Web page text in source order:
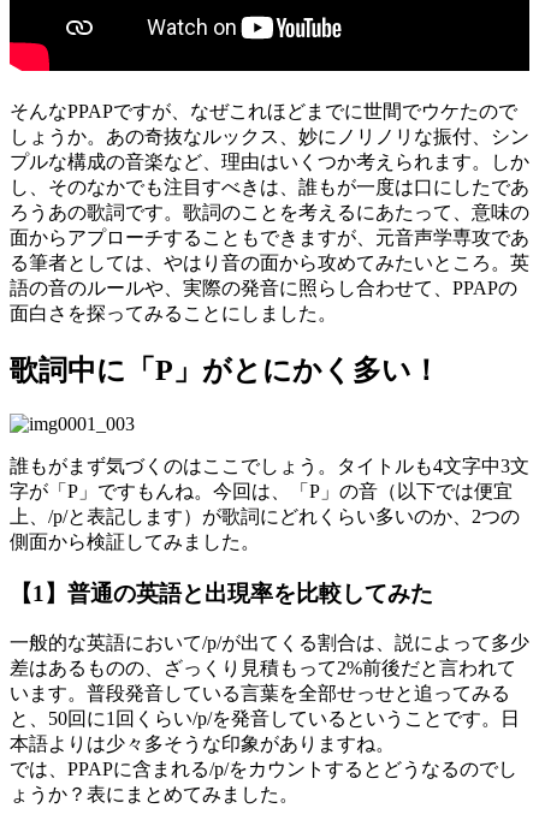
そんなPPAPですが、なぜこれほどまでに世間でウケたので
しょうか。あの奇抜なルックス、妙にノリノリな振付、シン
プルな構成の音楽など、理由はいくつか考えられます。しか
し、そのなかでも注目すべきは、誰もが一度は口にしたであ
ろうあの歌詞です。歌詞のことを考えるにあたって、意味の
面からアプローチすることもできますが、元音声学専攻であ
る筆者としては、やはり音の面から攻めてみたいところ。英
語の音のルールや、実際の発音に照らし合わせて、PPAPの
面白さを探ってみることにしました。
歌詞中に「P」がとにかく多い！
誰もがまず気づくのはここでしょう。タイトルも4文字中3文
字が「P」ですもんね。今回は、「P」の音（以下では便宜
上、/p/と表記します）が歌詞にどれくらい多いのか、2つの
側面から検証してみました。
【1】普通の英語と出現率を比較してみた
一般的な英語において/p/が出てくる割合は、説によって多少
差はあるものの、ざっくり見積もって2%前後だと言われて
います。普段発音している言葉を全部せっせと追ってみる
と、50回に1回くらい/p/を発音しているということです。日
本語よりは少々多そうな印象がありますね。
では、PPAPに含まれる/p/をカウントするとどうなるのでし
ょうか？表にまとめてみました。